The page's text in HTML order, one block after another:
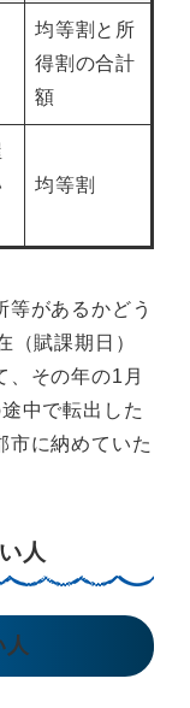
均等割と所
得割の合計
額
均等割
があるかどう
賦課期日）
、その年の1月
中で転出した
市に納めていた
人